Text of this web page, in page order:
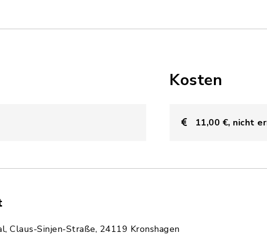
Kosten
11,00 €, nicht
Claus-Sinjen-Straße, 24119 Kronshagen